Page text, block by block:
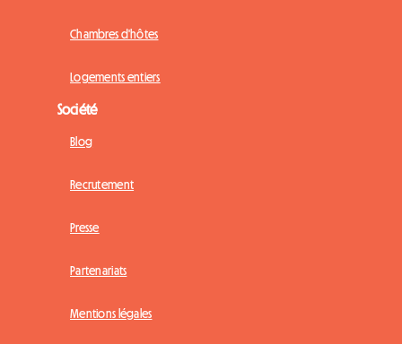
Chambres d'hôtes
Logements entiers
Société
Blog
Recrutement
Presse
Partenariats
Mentions légales